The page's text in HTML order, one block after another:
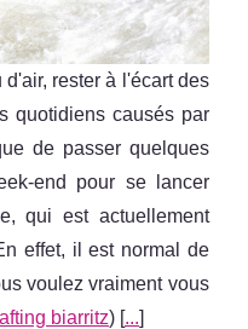
rester à l'écart des
quotidiens causés par
de passer quelques
end pour se lancer
qui est actuellement
effet, il est normal de
voulez vraiment vous
biarritz) [...]